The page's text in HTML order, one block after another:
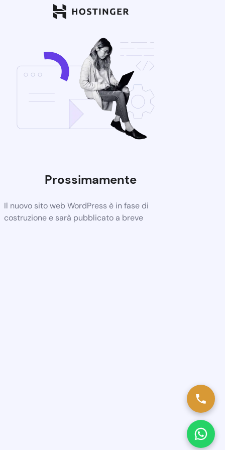
Prossimamente
Il nuovo sito web WordPress è in fase di
costruzione e sarà pubblicato a breve